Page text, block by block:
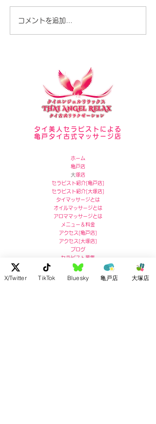
コメントを追加…
タイ美人セラピストによる
亀戸タイ古式マッサージ店
ホーム
亀戸店
​大塚店
セラピスト紹介[亀戸店]
セラピスト紹介[大塚店]
タイマッサージとは
オイルマッサージとは
アロママッサージとは
メニュー＆料金
アクセス [亀戸店]
アクセス [大塚店]
ブログ
セラピスト募集
亀戸店 住所
X/Twitter TikTok Bluesky 亀戸店 大塚店